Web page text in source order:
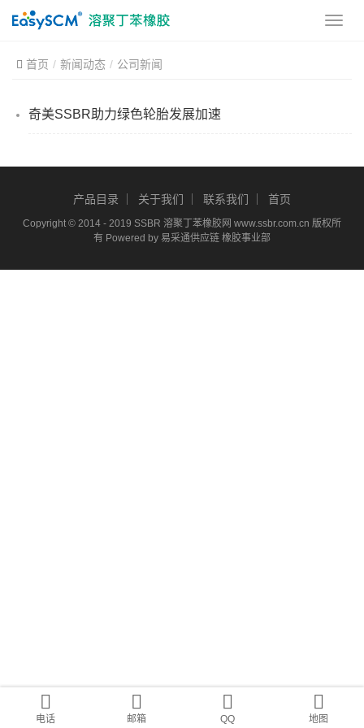
首页 新闻动态 公司新闻
奇美SSBR助力绿色轮胎发展加速
产品目录 关于我们 联系我们 首页
Copyright © 2014 - 2019 SSBR 溶聚丁苯橡胶 网 www.ssbr.com.cn 版权所
有 Powered by 易采通供应链 橡胶事业部
电话 邮箱 QQ 地图